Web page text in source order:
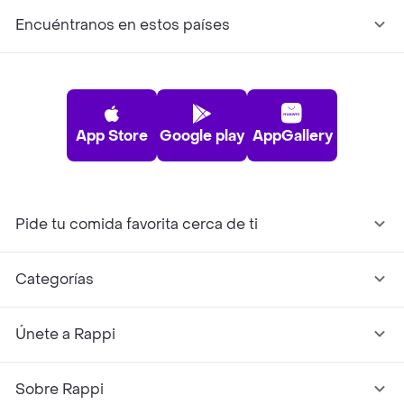
Encuéntranos en estos países
App Store Google play AppGallery
Pide tu comida favorita cerca de ti
Categorías
Únete a Rappi
Sobre Rappi